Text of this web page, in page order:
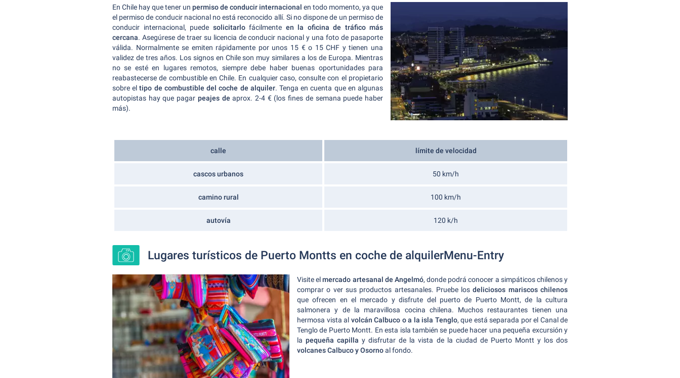
En Chile hay que tener un permiso de conducir internacional en todo momento, ya que
el permiso de conducir nacional no está reconocido allí. Si no dispone de un permiso de
conducir internacional, puede solicitarlofácilmente en la oficina de tráfico más
cercana. Asegúrese de traer su licencia de conducir nacional y una foto de pasaporte
válida. Normalmente se emiten rápidamente por unos 15 € o 15 CHF y tienen una
validez de tres años. Los signos en Chile son muy similares a los de Europa. Mientras
no se esté en lugares remotos, siempre debe haber buenas oportunidades para
reabastecerse de combustible en Chile. En cualquier caso, consulte con el propietario
sobre eltipo de combustible del coche de alquiler. Tenga en cuenta que en algunas
autopistas hay que pagar peajes de aprox. 2-4 € (los fines de semana puede haber
más).
calle límite de velocidad
cascos urbanos 50 km/h
camino rural 100 km/h
autovía 120 k/h
Lugares turísticos de Puerto Montts en coche de alquilerMenu-Entry
Visite elmercado artesanal de Angelmó, donde podrá conocer a simpáticos chilenos y
comprar o ver sus productos artesanales. Pruebe losdeliciosos mariscos chilenos
que ofrecen en el mercado y disfrute del puerto de Puerto Montt, de la cultura
salmonera y de la maravillosa cocina chilena. Muchos restaurantes tienen una
hermosa vista al volcán Calbuco o a la isla Tenglo, que está separada por el Canal de
Tenglo de Puerto Montt. En esta isla también se puede hacer una pequeña excursión y
lapequeña capillay disfrutar de la vista de la ciudad de Puerto Montt y los dos
volcanes Calbuco y Osornoal fondo.